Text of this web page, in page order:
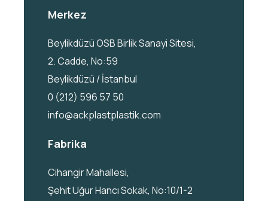
Merkez
Beylikdüzü OSB Birlik Sanayi Sitesi,
2. Cadde, No:59
Beylikdüzü / İstanbul
0 (212) 596 57 50
info@ackplastplastik.com
Fabrika
Cihangir Mahallesi,
Şehit Uğur Hancı Sokak, No:10/1-2